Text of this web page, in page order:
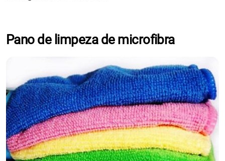
Pano de limpeza de microfibra